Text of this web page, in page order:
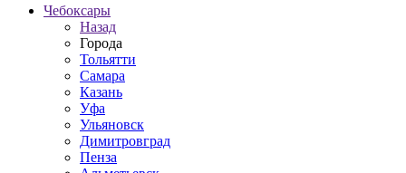
Чебоксары
Назад
Города
Тольятти
Самара
Казань
Уфа
Ульяновск
Димитровград
Пенза